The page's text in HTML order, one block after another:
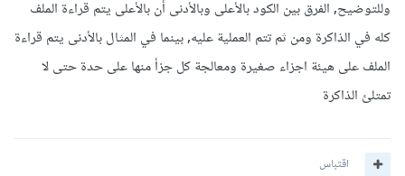
وللتوضيح, الفرق بين الكود بالأعلى وبالأدنى أن بالأعلى يتم قراءة الملف
كله في الذاكرة ومن ثم تتم العملية عليه, بينما في المثال بالأدنى يتم قراءة
الملف على هيئة اجزاء صغيرة ومعالجة كل جزأ منها على حدة حتى لا
تمتلئ الذاكرة
اقتباس